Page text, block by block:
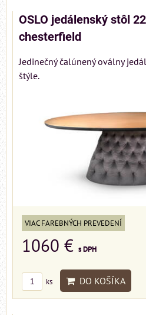
OSLO jedálenský stôl
chesterfield
Jedinečný čalúnený oválny
štýle.
VIAC FAREBNÝCH PREVEDENÍ
1060 € s DPH
ks DO KOŠÍKA